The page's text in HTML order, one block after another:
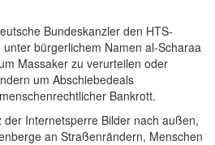
Bundeskanzler den HTS-
bürgerlichem Namen al-Scharaa
Massaker zu verurteilen oder
um Abschiebedeals
Bankrott.
der Internetsperre Bilder nach außen,
an Straßenrändern, Menschen